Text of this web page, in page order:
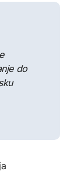
do